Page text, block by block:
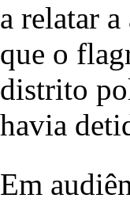
a relatar
que o
distrito
havia
Em